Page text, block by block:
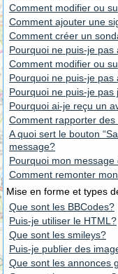
Comment modifier ou
Comment ajouter une
Comment créer un
Pourquoi ne puis-je pas
Comment modifier ou
Pourquoi ne puis-je
Pourquoi ne puis-je
Pourquoi ai-je reçu un
Comment rapporter
A quoi sert le bouton
message?
Pourquoi mon
Comment remonter
Mise en forme et types
Que sont les BBCodes?
Puis-je utiliser le HTML?
Que sont les smileys?
Puis-je publier des
Que sont les annonces